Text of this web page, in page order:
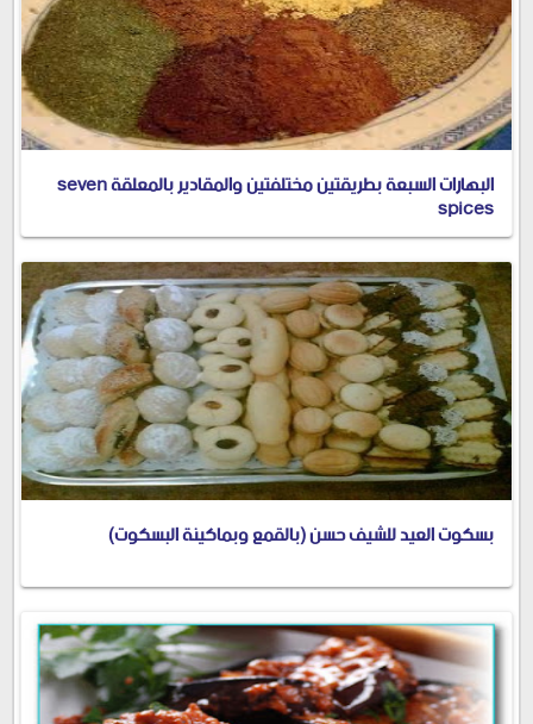
البهارات السبعة بطريقتين مختلفتين والمقادير بالمعلقة seven
spices
بسكوت العيد للشيف حسن (بالقمع وبماكينة البسكوت)